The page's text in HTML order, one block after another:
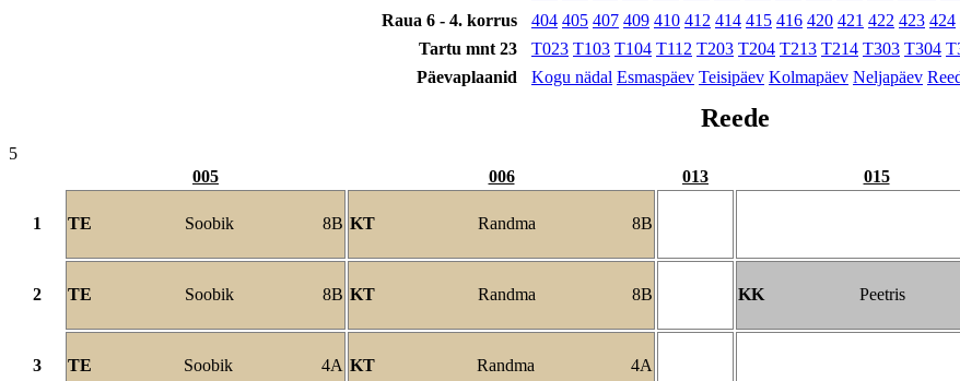
Raua 6 - 4. korrus
404 405 407 409 410 412 414 415 416 420 421 422 423 424
Tartu mnt 23
T023 T103 T104 T112 T203 T204 T213 T214 T303 T304
Päevaplaanid
Kogu nädal Esmaspäev Teisipäev Kolmapäev Neljapäev
Reede
5
005
006 013 015
1 TE Soobik 8B KT Randma 8B
2 TE Soobik 8B KT Randma 8B KK Peetris
3 TE Soobik 4A KT Randma 4A